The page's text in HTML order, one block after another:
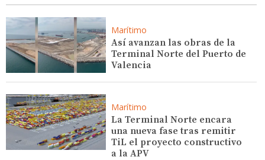
Marítimo
Así avanzan las obras de la
Terminal Norte del Puerto de
Valencia
Marítimo
La Terminal Norte encara
una nueva fase tras remitir
TiL el proyecto constructivo
a la APV